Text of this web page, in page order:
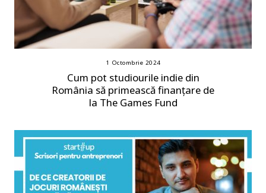
1 Octombrie 2024
Cum pot studiourile indie din
România să primească finanțare de
la The Games Fund